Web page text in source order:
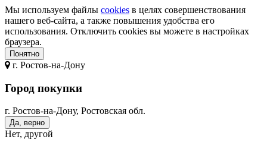
Мы используем файлы cookies в целях совершенствования
нашего веб-сайта, а также повышения удобства его
использования. Отключить cookies вы можете в настройках
браузера.
Понятно
г. Ростов-на-Дону
Город покупки
г. Ростов-на-Дону, Ростовская обл.
Да, верно
Нет, другой